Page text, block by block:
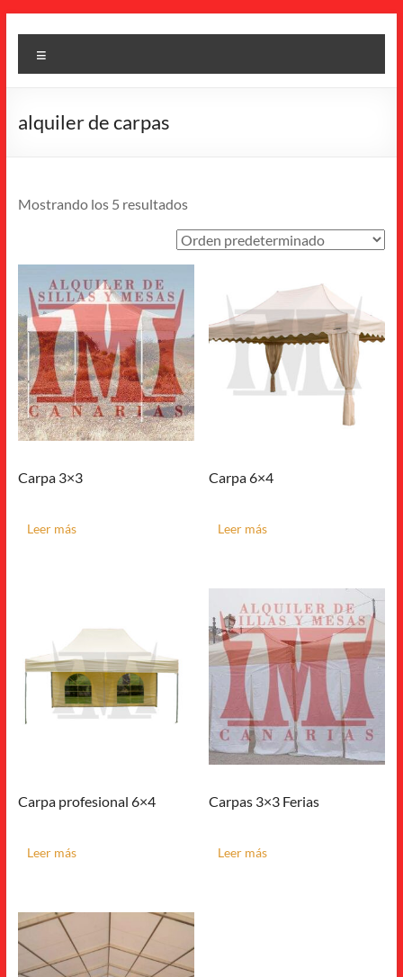
contenido
IMI
Canarias
de
y
Eventos
alquiler de carpas
Mostrando los 5 resultados
Carpa 3×3
Leer más
Carpa 6×4
Leer más
Carpa profesional 6×4
Leer más
Carpas 3×3 Ferias
Leer más